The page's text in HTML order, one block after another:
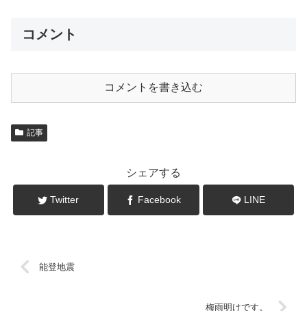
コメント
コメントを書き込む
記事
シェアする
Twitter Facebook LINE
能登地震
梅雨明けです。